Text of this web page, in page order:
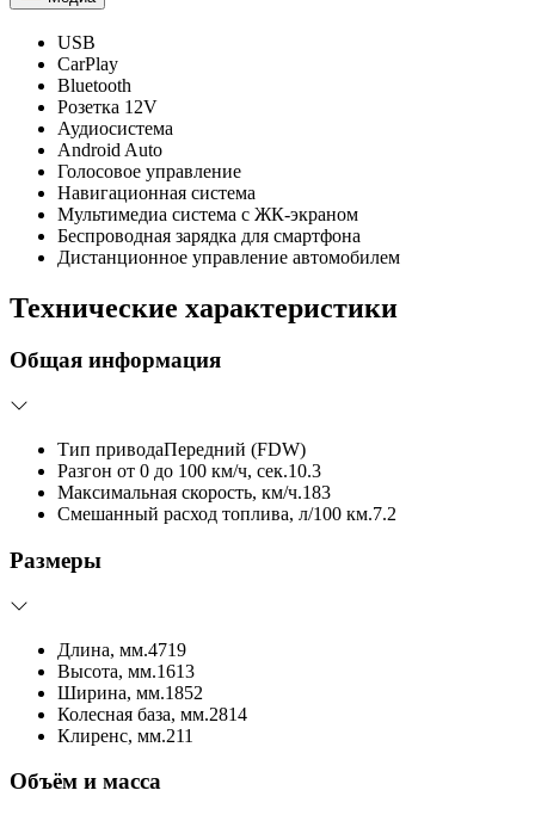
USB
CarPlay
Bluetooth
Розетка 12V
Аудиосистема
Android Auto
Голосовое управление
Навигационная система
Мультимедиа система с ЖК-экраном
Беспроводная зарядка для смартфона
Дистанционное управление автомобилем
Технические характеристики
Общая информация
Тип приводаПередний (FDW)
Разгон от 0 до 100 км/ч, сек.10.3
Максимальная скорость, км/ч.183
Смешанный расход топлива, л/100 км.7.2
Размеры
Длина, мм.4719
Высота, мм.1613
Ширина, мм.1852
Колесная база, мм.2814
Клиренс, мм.211
Объём и масса